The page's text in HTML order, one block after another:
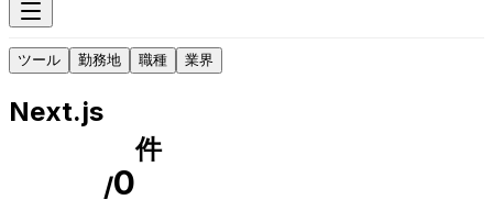
ツール 勤務地 職種 業界
Next.js
/0
件